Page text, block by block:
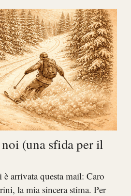
(una sfida per il
arrivata questa mail: Caro
la mia sincera stima. Per